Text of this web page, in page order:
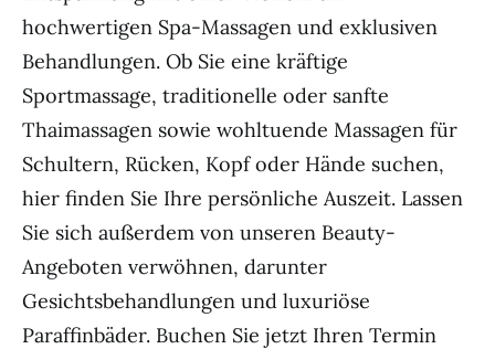
hochwertigen Spa-Massagen und exklusiven
Behandlungen. Ob Sie eine kräftige
Sportmassage, traditionelle oder sanfte
Thaimassagen sowie wohltuende Massagen für
Schultern, Rücken, Kopf oder Hände suchen,
hier finden Sie Ihre persönliche Auszeit. Lassen
Sie sich außerdem von unseren Beauty-
Angeboten verwöhnen, darunter
Gesichtsbehandlungen und luxuriöse
Paraffinbäder. Buchen Sie jetzt Ihren Termin